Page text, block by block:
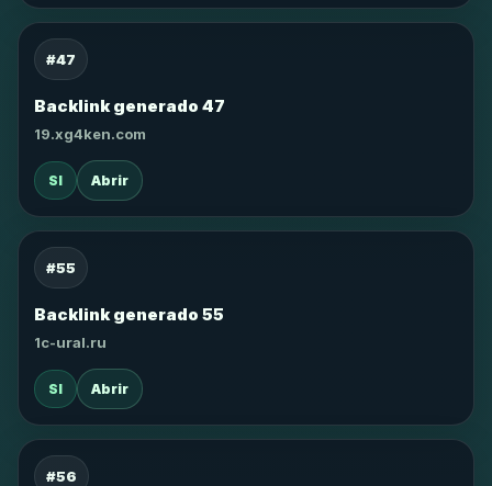
#47
Backlink generado 47
19.xg4ken.com
SI Abrir
#55
Backlink generado 55
1c-ural.ru
SI Abrir
#56